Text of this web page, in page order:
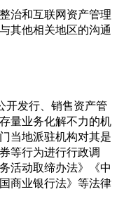
治和互联网资产管理
其他相关地区的沟通
开发行、销售资产管
量业务化解不力的机
当地派驻机构对其是
等行为进行行政调
活动取缔办法》《中
商业银行法》等法律